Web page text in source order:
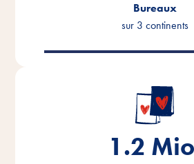
Bureaux
sur 3 continents
1.2